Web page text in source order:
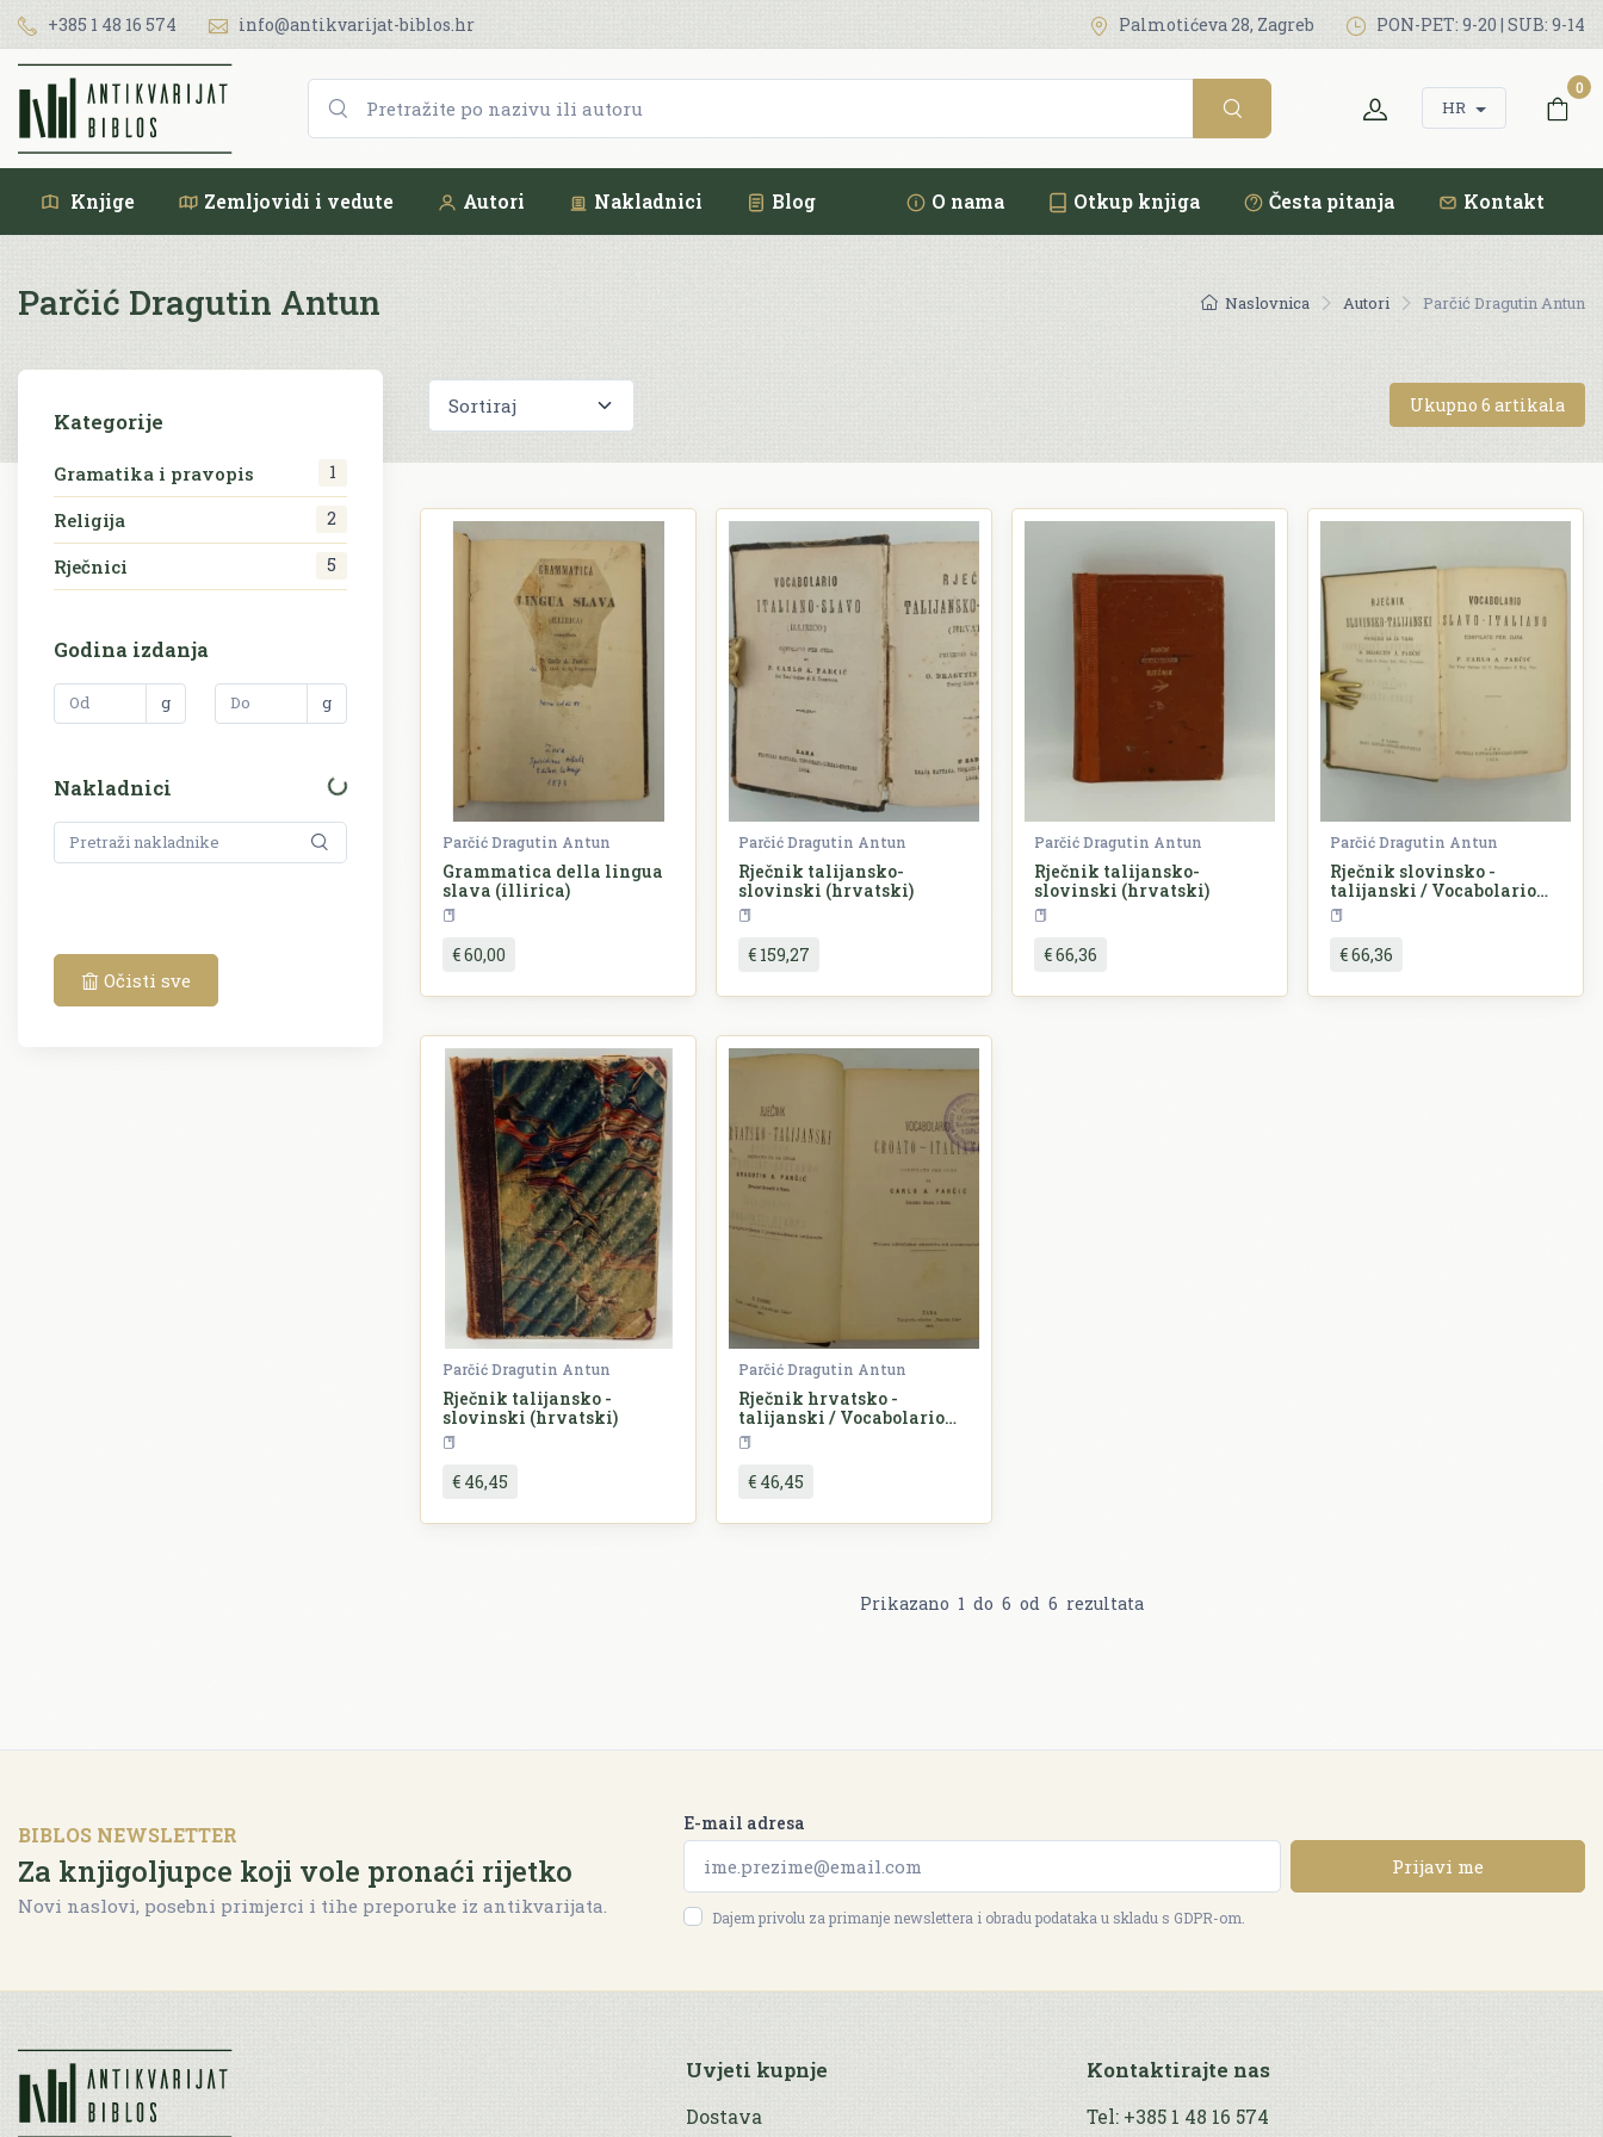
+385 1 48 16 574 info@antikvarijat-biblos.hr Palmotićeva 28, Zagreb PON-PET: 9-20 | SUB: 9-14
HR
0
Knjige Zemljovidi i vedute Autori Nakladnici Blog O nama Otkup knjiga Česta pitanja Kontakt
Naslovnica Autori Parčić Dragutin Antun
Parčić Dragutin Antun
Kategorije
Gramatika i pravopis 1
Religija 2
Rječnici 5
Godina izdanja
g g
Nakladnici
Očisti sve
Ukupno 6 artikala
Parčić Dragutin Antun
Grammatica della lingua
slava (illirica)
Gramatika i pravopis
€ 60,00
Parčić Dragutin Antun
Rječnik talijansko-
slovinski (hrvatski)
€ 159,27
Parčić Dragutin Antun
Rječnik talijansko-
slovinski (hrvatski)
€ 66,36
Parčić Dragutin Antun
Rječnik slovinsko -
talijanski / Vocabolario
slavo - italiano
€ 66,36
Parčić Dragutin Antun
Rječnik talijansko -
slovinski (hrvatski)
€ 46,45
Parčić Dragutin Antun
Rječnik hrvatsko -
talijanski / Vocabolario
Croato - Italiano
€ 46,45
Prikazano 1 do 6 od 6 rezultata
BIBLOS NEWSLETTER
Za knjigoljupce koji vole pronaći rijetko
Novi naslovi, posebni primjerci i tihe preporuke iz antikvarijata.
E-mail adresa
Prijavi me
Dajem privolu za primanje newslettera i obradu podataka u skladu s GDPR-om.
Uvjeti kupnje
Dostava
Kontaktirajte nas
Tel: +385 1 48 16 574